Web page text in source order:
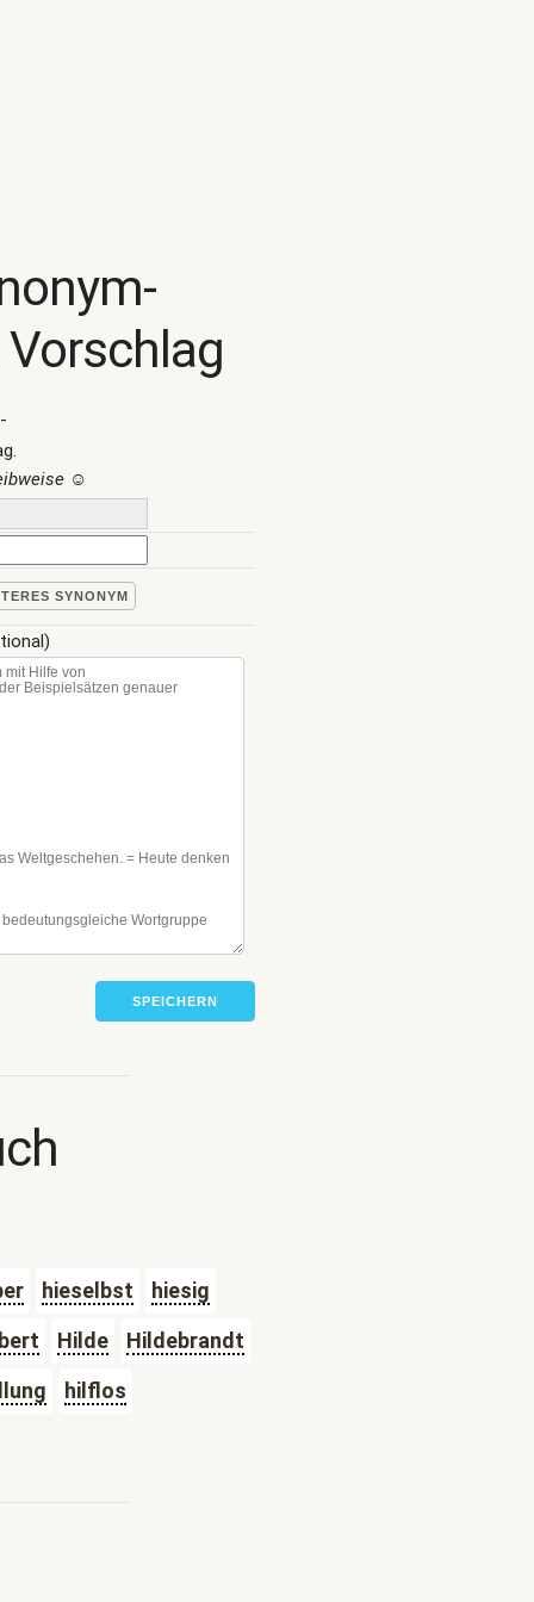
☺
SYNONYM
SPEICHERN
hieselbst
hiesig
Hilde
Hildebrandt
hilflos